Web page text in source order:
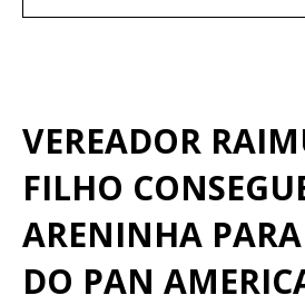
VEREADOR
FILHO
ARENINHA
DO PAN